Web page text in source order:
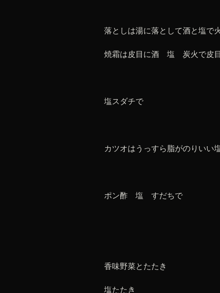
落としは湯に落として酒と塩で
焼霜は皮目に酒 塩 炭火で皮
塩スダチで
カツオはうっすら脂がのりいい
ポン酢 塩 すだちで
香味野菜とたたき
塩たたき